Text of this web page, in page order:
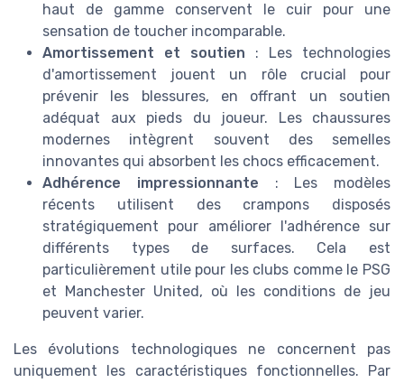
haut de gamme conservent le cuir pour une
sensation de toucher incomparable.
Amortissement et soutien : Les technologies
d'amortissement jouent un rôle crucial pour
prévenir les blessures, en offrant un soutien
adéquat aux pieds du joueur. Les chaussures
modernes intègrent souvent des semelles
innovantes qui absorbent les chocs efficacement.
Adhérence impressionnante : Les modèles
récents utilisent des crampons disposés
stratégiquement pour améliorer l'adhérence sur
différents types de surfaces. Cela est
particulièrement utile pour les clubs comme le PSG
et Manchester United, où les conditions de jeu
peuvent varier.
Les évolutions technologiques ne concernent pas
uniquement les caractéristiques fonctionnelles. Par